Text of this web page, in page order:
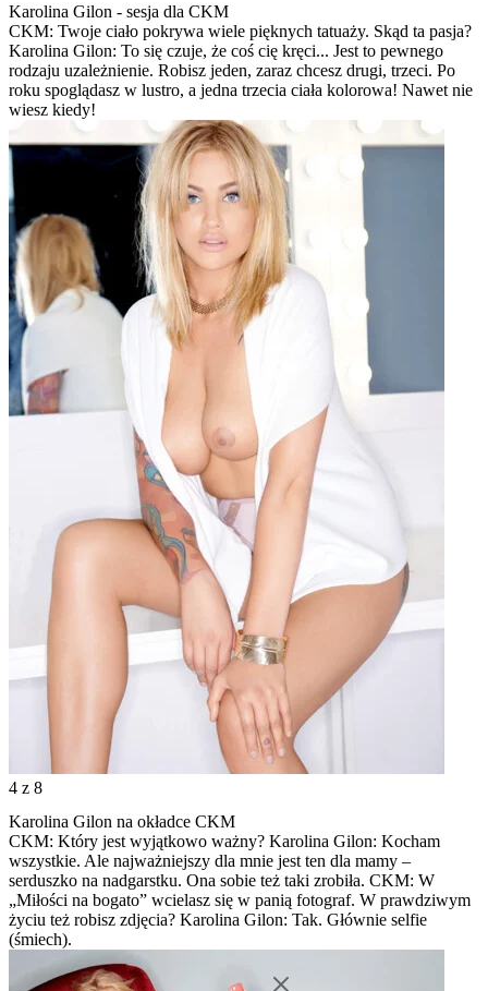
Karolina Gilon - sesja dla CKM
CKM: Twoje ciało pokrywa wiele pięknych tatuaży. Skąd ta pasja?
Karolina Gilon: To się czuje, że coś cię kręci... Jest to pewnego
rodzaju uzależnienie. Robisz jeden, zaraz chcesz drugi, trzeci. Po
roku spoglądasz w lustro, a jedna trzecia ciała kolorowa! Nawet nie
wiesz kiedy!
4 z 8
Karolina Gilon na okładce CKM
CKM: Który jest wyjątkowo ważny? Karolina Gilon: Kocham
wszystkie. Ale najważniejszy dla mnie jest ten dla mamy –
serduszko na nadgarstku. Ona sobie też taki zrobiła. CKM: W
„Miłości na bogato” wcielasz się w panią fotograf. W prawdziwym
życiu też robisz zdjęcia? Karolina Gilon: Tak. Głównie selfie
(śmiech).